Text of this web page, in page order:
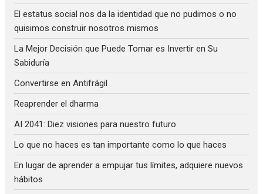
El estatus social nos da la identidad que no pudimos o no
quisimos construir nosotros mismos
La Mejor Decisión que Puede Tomar es Invertir en Su
Sabiduría
Convertirse en Antifrágil
Reaprender el dharma
AI 2041: Diez visiones para nuestro futuro
Lo que no haces es tan importante como lo que haces
En lugar de aprender a empujar tus límites, adquiere nuevos
hábitos